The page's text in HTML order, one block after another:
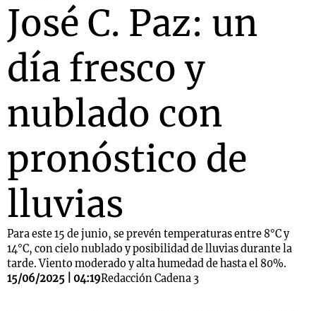
José C. Paz: un
día fresco y
nublado con
pronóstico de
lluvias
Para este 15 de junio, se prevén temperaturas entre 8°C y
14°C, con cielo nublado y posibilidad de lluvias durante la
tarde. Viento moderado y alta humedad de hasta el 80%.
15/06/2025 | 04:19Redacción Cadena 3